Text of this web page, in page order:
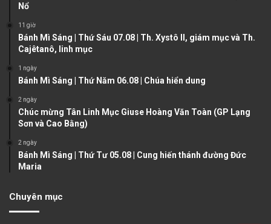
a
e
Nổ
11 giờ
Bánh Mì Sáng | Thứ Sáu 07.08 | Th. Xystô II, giám mục và Th.
Cajêtanô, linh mục
1 ngày
Bánh Mì Sáng | Thứ Năm 06.08 | Chúa hiển dung
2 ngày
Chúc mừng Tân Linh Mục Giuse Hoàng Văn Toàn (GP Lạng
Sơn và Cao Bằng)
2 ngày
Bánh Mì Sáng | Thứ Tư 05.08 | Cung hiến thánh đường Đức
Maria
Chuyên mục